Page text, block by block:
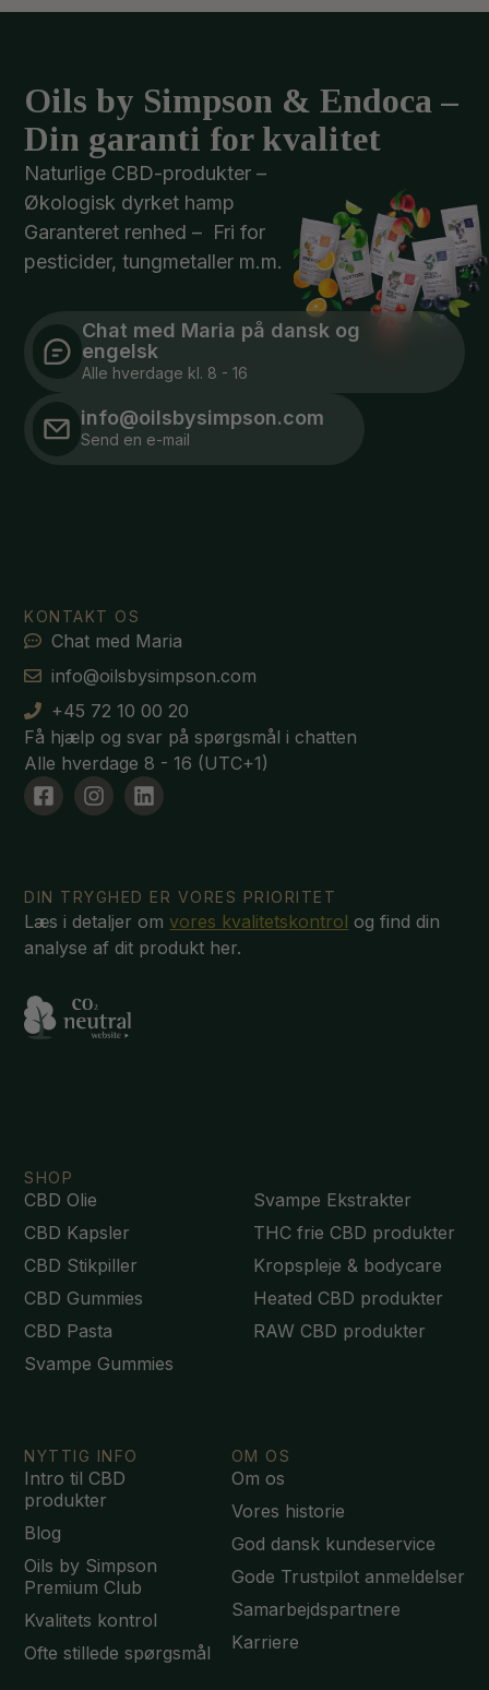
Oils by Simpson & Endoca –
Din garanti for kvalitet
Naturlige CBD-produkter –
Økologisk dyrket hamp
Garanteret renhed – Fri for
pesticider, tungmetaller m.m.
Chat med Maria på dansk og
engelsk
Alle hverdage kl. 8 - 16
info@oilsbysimpson.com
Send en e-mail
KONTAKT OS
Chat med Maria
info@oilsbysimpson.com
+45 72 10 00 20
Få hjælp og svar på spørgsmål i chatten
Alle hverdage 8 - 16 (UTC+1)
SHOP
CBD Olie
CBD Kapsler
CBD Stikpiller
CBD Gummies
CBD Pasta
Svampe Gummies
Svampe Ekstrakter
THC frie CBD produkter
Kropspleje & bodycare
Heated CBD produkter
RAW CBD produkter
NYTTIG INFO
Intro til CBD
produkter
Blog
Oils by Simpson
Premium Club
Kvalitets kontrol
Ofte stillede spørgsmål
OM OS
Om os
Vores historie
God dansk kundeservice
Gode Trustpilot anmeldelser
Samarbejdspartnere
Karriere
DIN TRYGHED ER VORES PRIORITET
Læs i detaljer omvores kvalitetskontrol og find din
analyse af dit produkt her.